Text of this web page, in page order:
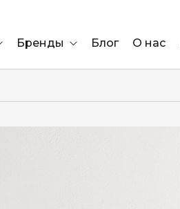
Бренды Блог О нас